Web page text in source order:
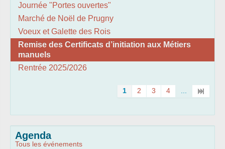
Journée "Portes ouvertes"
Marché de Noël de Prugny
Voeux et Galette des Rois
Remise des Certificats d’initiation aux Métiers
manuels
Rentrée 2025/2026
1 2 3 4 ...
Agenda
Tous les événements